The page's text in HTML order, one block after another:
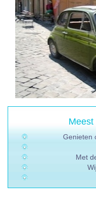
Meest
Genieten
Met